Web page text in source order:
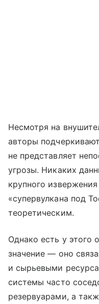
Несмотря на
авторы
не представляет
угрозы. Никаких
крупного
«супервулкана под
теоретическим.
Однако есть у этого
значение — оно
и сырьевыми
системы часто
резервуарами, а